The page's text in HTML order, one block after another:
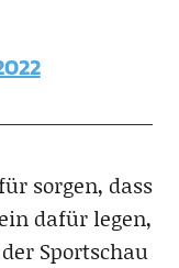
sorgen, dass
dafür legen,
Sportschau